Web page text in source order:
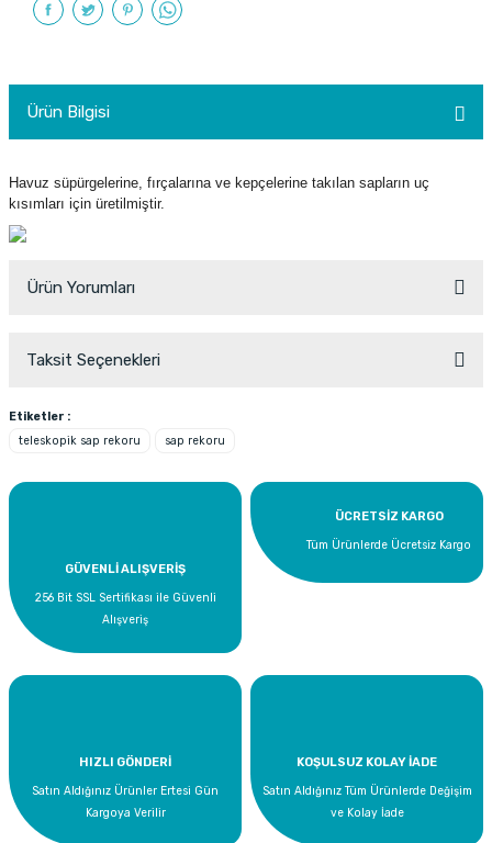
Ürün Bilgisi
Havuz süpürgelerine, fırçalarına ve kepçelerine takılan sapların uç
kısımları için üretilmiştir.
Ürün Yorumları
Taksit Seçenekleri
Etiketler :
teleskopik sap rekoru
sap rekoru
GÜVENLİ ALIŞVERİŞ
256 Bit SSL Sertifikası ile Güvenli
Alışveriş
ÜCRETSİZ KARGO
Tüm Ürünlerde Ücretsiz Kargo
HIZLI GÖNDERİ
Satın Aldığınız Ürünler Ertesi Gün
Kargoya Verilir
KOŞULSUZ KOLAY İADE
Satın Aldığınız Tüm Ürünlerde Değişim
ve Kolay İade